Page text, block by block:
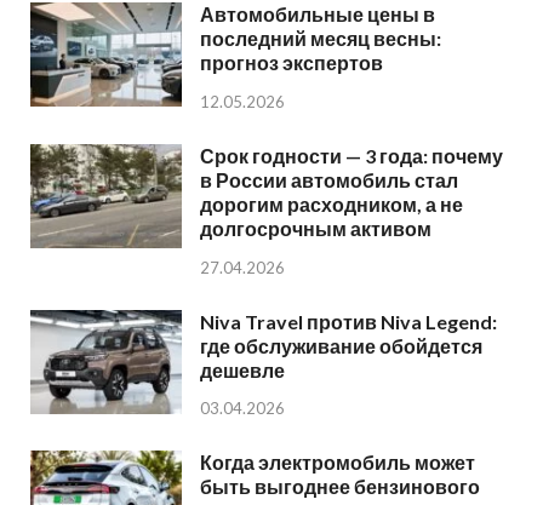
Автомобильные цены в
последний месяц весны:
прогноз экспертов
12.05.2026
Срок годности — 3 года: почему
в России автомобиль стал
дорогим расходником, а не
долгосрочным активом
27.04.2026
Niva Travel против Niva Legend:
где обслуживание обойдется
дешевле
03.04.2026
Когда электромобиль может
быть выгоднее бензинового